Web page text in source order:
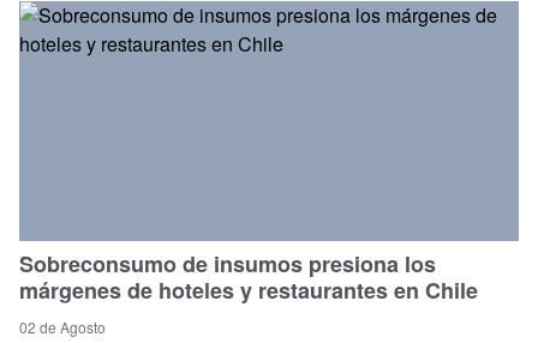
Sobreconsumo de insumos presiona los
márgenes de hoteles y restaurantes en Chile
02 de Agosto